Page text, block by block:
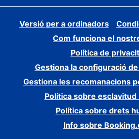
Versió per a ordinadors
Com funciona el
Política de
Gestiona la configuració
Gestiona les recomanacions
Política sobre esclavitud
Política sobre drets
Info sobre